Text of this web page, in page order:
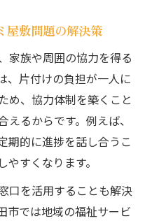
屋敷問題の解決策
家族や周囲の協力を得る
、片付けの負担が一人に
め、協力体制を築くこと
るからです。例えば、
期的に進捗を話し合うこ
すくなります。
口を活用することも解決
市では地域の福祉サービ